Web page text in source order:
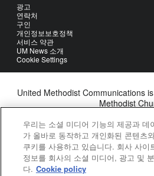
광고
연락처
구인
개인정보보호정책
서비스 약관
UM News 소개
Cookie Settings
United Methodist Communications
Methodist
우리는 소셜 미디어 기능의 제공과 데
가 올바로 동작하고 개인화된 콘텐츠
쿠키를 사용하고 있습니다. 회사 사이
정보를 회사의 소셜 미디어, 광고 및
다. Cookie policy